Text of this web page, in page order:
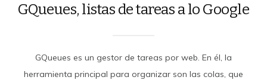
GQueues, listas de tareas a lo Google
GQueues es un gestor de tareas por web. En él, la
herramienta principal para organizar son las colas, que